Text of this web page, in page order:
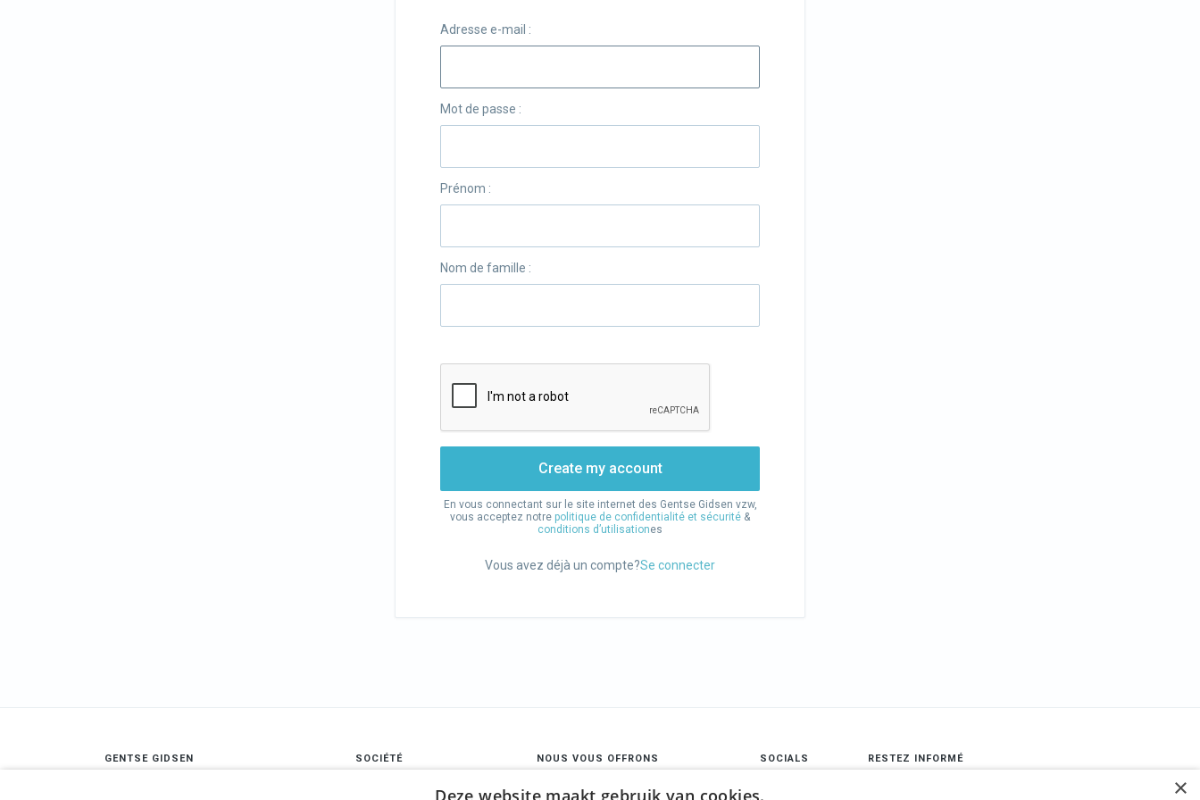
Adresse e-mail :
Mot de passe :
Prénom :
Nom de famille :
Create my account
En vous connectant sur le site internet des Gentse Gidsen vzw,
vous acceptez notre politique de confidentialité et sécurité &
conditions d’utilisationes
Vous avez déjà un compte?Se connecter
GENTSE GIDSEN SOCIÉTÉ NOUS VOUS OFFRONS
Visites guidées
SOCIALS RESTEZ INFORMÉ
×
Deze website maakt gebruik van cookies.